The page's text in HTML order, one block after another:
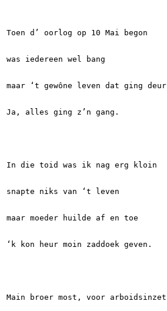
Toen d’ oorlog op 10 Mai begon
was iedereen wel bang
maar ‘t gewône leven dat ging deur
Ja, alles ging z’n gang.
In die toid was ik nag erg kloin
snapte niks van ‘t leven
maar moeder huilde af en toe
‘k kon heur moin zaddoek geven.
Main broer most, voor arboidsinzet